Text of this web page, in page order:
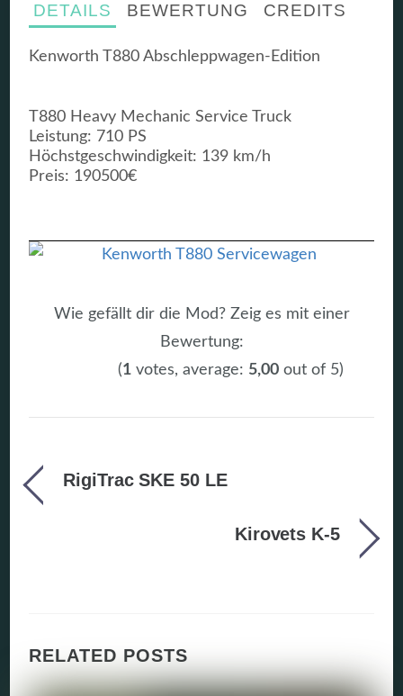
DETAILS BEWERTUNG CREDITS
Kenworth T880 Abschleppwagen-Edition
T880 Heavy Mechanic Service Truck
Leistung: 710 PS
Höchstgeschwindigkeit: 139 km/h
Preis: 190500€
Wie gefällt dir die Mod? Zeig es mit einer
Bewertung:
(1 votes, average: 5,00 out of 5)
RigiTrac SKE 50 LE
Kirovets K-5
RELATED POSTS